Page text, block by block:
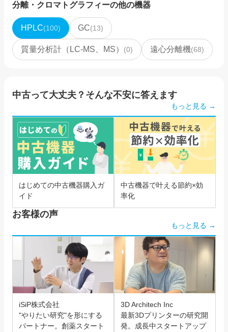
分離・クロマトグラフィーの他の機器
HPLC(100) GC(13)
質量分析計（LC-MS、MS） (0) 遠心分離機(68)
中古って大丈夫？そんな不安に答えます
もっと見る →
はじめての中古機器購入ガ
イド
中古機器で叶える節約×効
率化
お客様の声
もっと見る →
iSiP株式会社
"やりたい研究"を形にする
パートナー。創薬スタート
3D Architech Inc
最新3Dプリンターの研究開
発。成長中スタートアップ